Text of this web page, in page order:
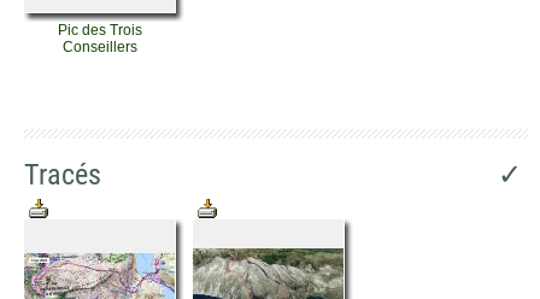
Pic des Trois
Conseillers
Tracés ✓